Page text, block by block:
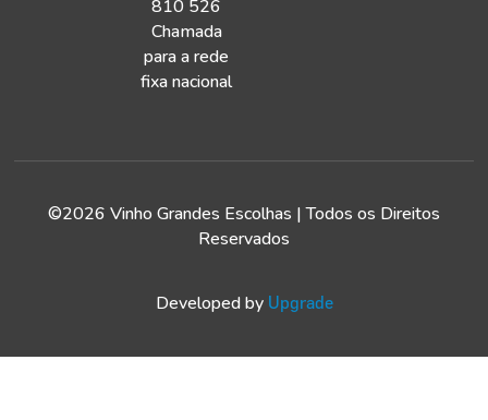
810 526
Chamada
para a rede
fixa nacional
©2026 Vinho Grandes Escolhas | Todos os Direitos
Reservados
Developed by Upgrade